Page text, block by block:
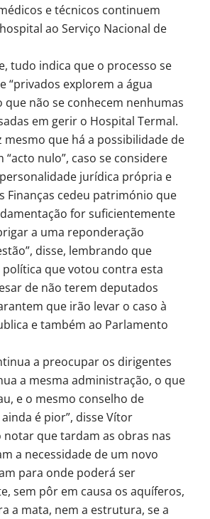
e técnicos continuem
ao Serviço Nacional de
tudo indica que o processo se
“privados explorem a água
que não se conhecem nenhumas
em gerir o Hospital Termal.
mesmo que há a possibilidade de
nulo”, caso se considere
jurídica própria e
Finanças cedeu património que
for suficientemente
a uma reponderação
disse, lembrando que
que votou contra esta
de não terem deputados
que irão levar o caso à
e também ao Parlamento
a preocupar os dirigentes
a mesma administração, o que
e o mesmo conselho de
é pior”, disse Vítor
notar que tardam as obras nas
a necessidade de um novo
para onde poderá ser
sem pôr em causa os aquíferos,
a mata, nem a estrutura, se a